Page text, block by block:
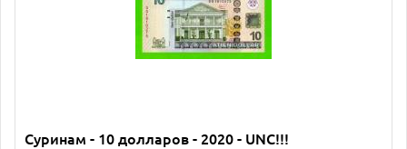
Суринам - 10 долларов - 2020 - UNC!!!